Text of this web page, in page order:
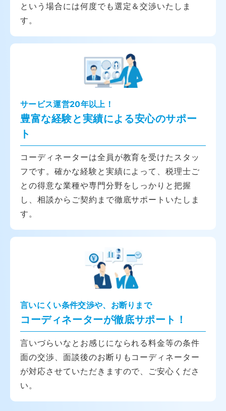
という場合には何度でも選定＆交渉いたしま
す。
サービス運営20年以上！
豊富な経験と実績による安心のサポー
ト
コーディネーターは全員が教育を受けたスタッ
フです。確かな経験と実績によって、税理士ご
との得意な業種や専門分野をしっかりと把握
し、相談からご契約まで徹底サポートいたしま
す。
言いにくい条件交渉や、お断りまで
コーディネーターが徹底サポート！
言いづらいなとお感じになられる料金等の条件
面の交渉、面談後のお断りもコーディネーター
が対応させていただきますので、ご安心くださ
い。